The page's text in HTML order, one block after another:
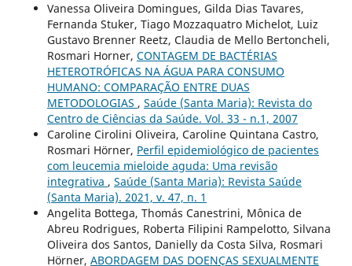
Vanessa Oliveira Domingues, Gilda Dias Tavares,
Fernanda Stuker, Tiago Mozzaquatro Michelot, Luiz
Gustavo Brenner Reetz, Claudia de Mello Bertoncheli,
Rosmari Horner, CONTAGEM DE BACTÉRIAS
HETEROTRÓFICAS NA ÁGUA PARA CONSUMO
HUMANO: COMPARAÇÃO ENTRE DUAS
METODOLOGIAS , Saúde (Santa Maria): Revista do
Centro de Ciências da Saúde. Vol. 33 - n.1, 2007
Caroline Cirolini Oliveira, Caroline Quintana Castro,
Rosmari Hörner, Perfil epidemiológico de pacientes
com leucemia mieloide aguda: Uma revisão
integrativa , Saúde (Santa Maria): Revista Saúde
(Santa Maria). 2021, v. 47, n. 1
Angelita Bottega, Thomás Canestrini, Mônica de
Abreu Rodrigues, Roberta Filipini Rampelotto, Silvana
Oliveira dos Santos, Danielly da Costa Silva, Rosmari
Hörner, ABORDAGEM DAS DOENÇAS SEXUALMENTE